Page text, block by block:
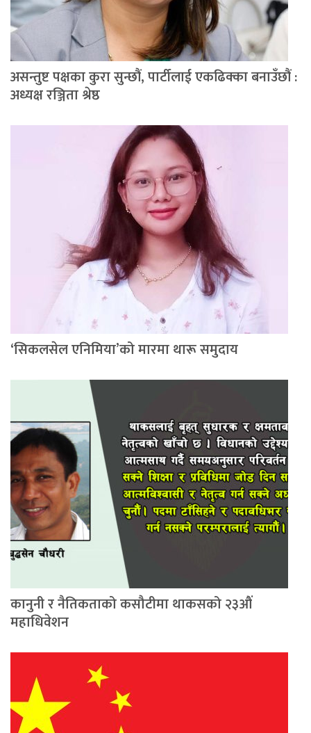
असन्तुष्ट पक्षका कुरा सुन्छौं, पार्टीलाई एकढिक्का बनाउँछौं :
अध्यक्ष रञ्जिता श्रेष्ठ
‘सिकलसेल एनिमिया’को मारमा थारू समुदाय
कानुनी र नैतिकताको कसौटीमा थाकसको २३औं
महाधिवेशन